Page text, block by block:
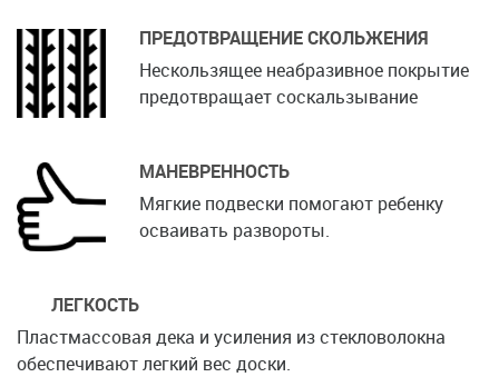
ПРЕДОТВРАЩЕНИЕ СКОЛЬЖЕНИЯ
Нескользящее неабразивное покрытие
предотвращает соскальзывание
МАНЕВРЕННОСТЬ
Мягкие подвески помогают ребенку
осваивать развороты.
ЛЕГКОСТЬ
Пластмассовая дека и усиления из стекловолокна
обеспечивают легкий вес доски.